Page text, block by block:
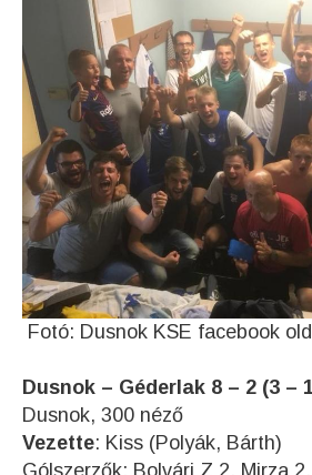
Fotó: Dusnok KSE facebook
Dusnok – Géderlak 8 – 2 (3 –
Dusnok, 300 néző
Vezette: Kiss (Polyák, Bárth)
Gólszerzők: Bolvári Z 2, Mirza